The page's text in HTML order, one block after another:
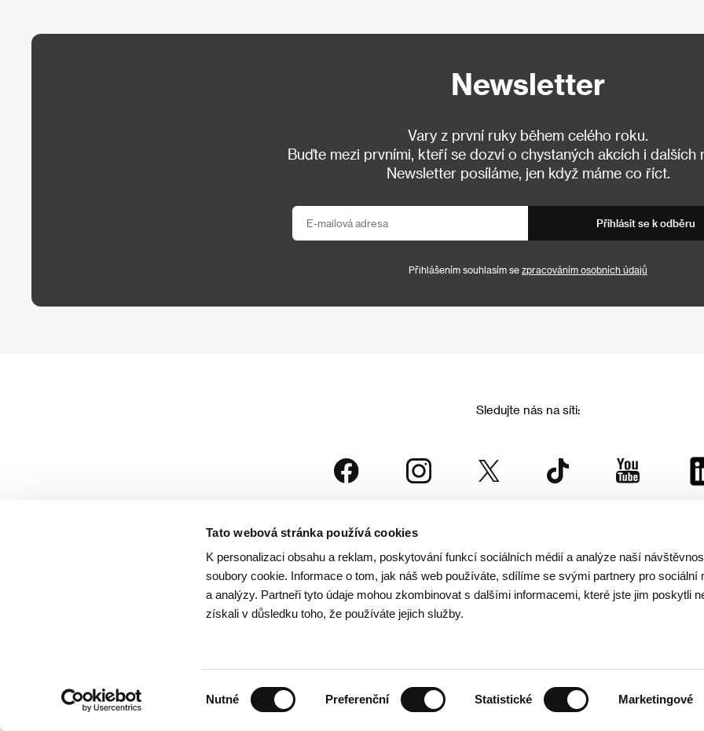
Tato webová stránka používá cookies
K personalizaci obsahu a reklam, poskytování funkcí sociálních médií a analýze naší
soubory cookie. Informace o tom, jak náš web používáte, sdílíme se svými partnery pro sociální
a analýzy. Partneři tyto údaje mohou zkombinovat s dalšími informacemi, které jste jim poskytli
získali v důsledku toho, že používáte jejich služby.
souhlasu
Nutné Preferenční Statistické Marketingové
Newsletter
Vary z první ruky během celého roku.
Buďte mezi prvními, kteří se dozví o chystaných akcích i dalších
Newsletter posíláme, jen když máme co říct.
Přihlásit se k odběru
Přihlášením souhlasím se zpracováním osobních údajů
Sledujte nás na síti:
je součástí rodiny KVIFF Group, která zastřešuje i další projekty: